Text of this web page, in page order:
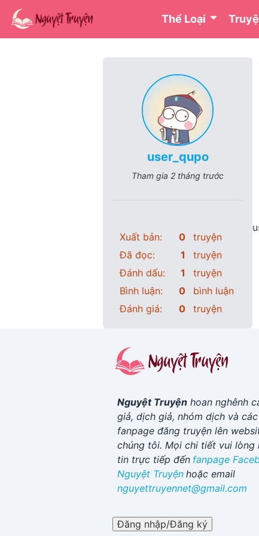
Thể Loại
user_qupo
Tham gia 2 tháng trước
Xuất bản: 0
truyện
Đã đọc:
1
truyện
Đánh dấu:
1
truyện
Bình luận:
0
bình luận
Đánh giá:
0 truyện
Nguyệt Truyện hoan nghênh
giả, dịch giả, nhóm dịch và các
fanpage đăng truyện lên
chúng tôi. Mọi chi tiết vui lòng
tin trực tiếp đến fanpage
Nguyệt Truyện hoặc email
nguyettruyennet@gmail.com
Đăng nhập/Đăng ký